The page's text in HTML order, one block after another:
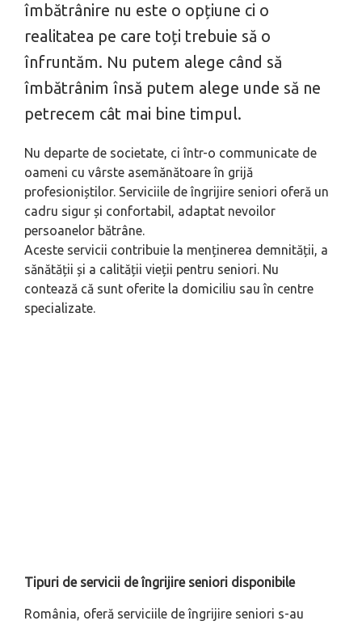
îmbătrânire nu este o opțiune ci o
realitatea pe care toți trebuie să o
înfruntăm. Nu putem alege când să
îmbătrânim însă putem alege unde să ne
petrecem cât mai bine timpul.
Nu departe de societate, ci într-o communicate de
oameni cu vârste asemănătoare în grijă
profesioniștilor. Serviciile de îngrijire seniori oferă un
cadru sigur și confortabil, adaptat nevoilor
persoanelor bătrâne.
Aceste servicii contribuie la menținerea demnității, a
sănătății și a calității vieții pentru seniori. Nu
contează că sunt oferite la domiciliu sau în centre
specializate.
Tipuri de servicii de îngrijire seniori disponibile
România, oferă serviciile de îngrijire seniori s-au